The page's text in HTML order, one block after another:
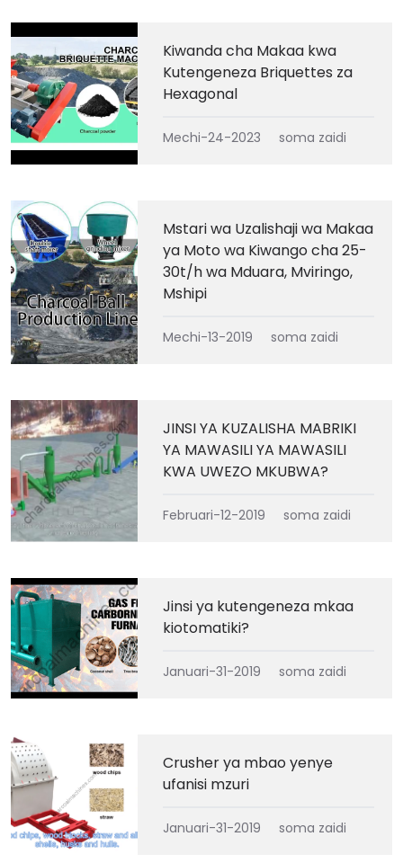
Kiwanda cha Makaa kwa
Kutengeneza Briquettes za
Hexagonal
Mechi-24-2023 soma zaidi
Mstari wa Uzalishaji wa Makaa
ya Moto wa Kiwango cha 25-
30t/h wa Mduara, Mviringo,
Mshipi
Mechi-13-2019 soma zaidi
JINSI YA KUZALISHA MABRIKI
YA MAWASILI YA MAWASILI
KWA UWEZO MKUBWA?
Februari-12-2019 soma zaidi
Jinsi ya kutengeneza mkaa
kiotomatiki?
Januari-31-2019 soma zaidi
Crusher ya mbao yenye
ufanisi mzuri
Januari-31-2019 soma zaidi